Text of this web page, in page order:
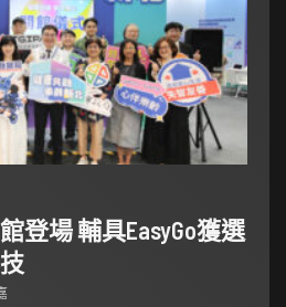
登場 輔具EasyGo獲選